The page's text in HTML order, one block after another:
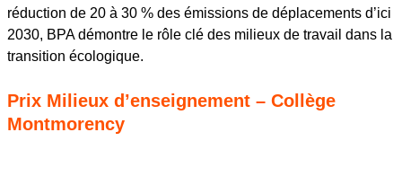
réduction de 20 à 30 % des émissions de déplacements d’ici
2030, BPA démontre le rôle clé des milieux de travail dans la
transition écologique.
Prix Milieux d’enseignement – Collège
Montmorency